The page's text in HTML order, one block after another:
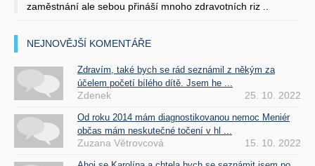
zaměstnání ale sebou přináší mnoho zdravotních riz ..
NEJNOVĚJŠÍ KOMENTÁŘE
Zdravím, také bych se rád seznámil z někým za
účelem početí bílého dítě. Jsem he ...
Zdenek 25. 10. 2022
Od roku 2014 mám diagnostikovanou nemoc Meniér
občas mám neskutečné točení v hl ...
Zuzana Větrovcová 15. 10. 2022